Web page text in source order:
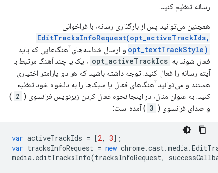
رسانه تنظیم کنید.
همچنین می‌توانید پس از بارگذاری رسانه، با فراخوانی
EditTracksInfoRequest(opt_activeTrackIds,
opt_textTrackStyle) و ارسال شناسه‌های آهنگ‌هایی که باید
فعال شوند به opt_activeTrackIds ، یک یا چند آهنگ مرتبط با
آیتم رسانه را فعال کنید. توجه داشته باشید که هر دو پارامتر اختیاری
هستند و می‌توانید آهنگ‌های فعال یا سبک‌ها را به دلخواه خود تنظیم
کنید. به عنوان مثال، در اینجا نحوه فعال کردن زیرنویس فرانسوی ( 2
)
و صدای فرانسوی ( 3 ) آمده است:
var activeTrackIds = [2, 3];
var tracksInfoRequest = new chrome.cast.media.
media. editTracksInfo(tracksInfoRequest,